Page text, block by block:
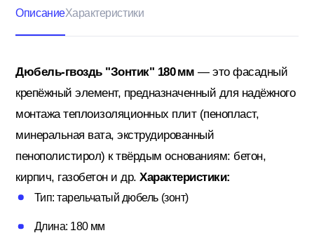
Кровельные материалы
Ленты; Серпянки
ОписаниеХарактеристики
Дюбель-гвоздь "Зонтик" 180 мм — это фасадный
крепёжный элемент, предназначенный для надёжного
монтажа теплоизоляционных плит (пенопласт,
минеральная вата, экструдированный
пенополистирол) к твёрдым основаниям: бетон,
кирпич, газобетон и др.Характеристики:
Тип: тарельчатый дюбель (зонт)
Длина: 180 мм